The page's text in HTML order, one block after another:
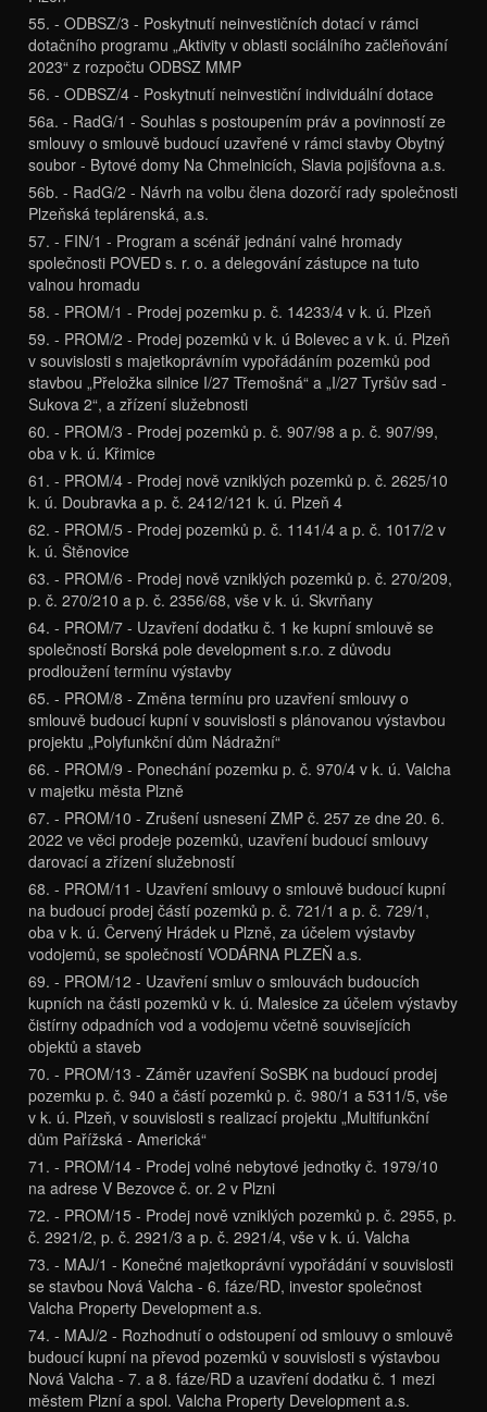
55. - ODBSZ/3 - Poskytnutí neinvestičních dotací v rámci
dotačního programu „Aktivity v oblasti sociálního začleňování
2023“ z rozpočtu ODBSZ MMP
56. - ODBSZ/4 - Poskytnutí neinvestiční individuální dotace
56a. - RadG/1 - Souhlas s postoupením práv a povinností ze
smlouvy o smlouvě budoucí uzavřené v rámci stavby Obytný
soubor - Bytové domy Na Chmelnicích, Slavia pojišťovna a.s.
56b. - RadG/2 - Návrh na volbu člena dozorčí rady společnosti
Plzeňská teplárenská, a.s.
57. - FIN/1 - Program a scénář jednání valné hromady
společnosti POVED s. r. o. a delegování zástupce na tuto
valnou hromadu
58. - PROM/1 - Prodej pozemku p. č. 14233/4 v k. ú. Plzeň
59. - PROM/2 - Prodej pozemků v k. ú Bolevec a v k. ú. Plzeň
v souvislosti s majetkoprávním vypořádáním pozemků pod
stavbou „Přeložka silnice I/27 Třemošná“ a „I/27 Tyršův sad -
Sukova 2“, a zřízení služebnosti
60. - PROM/3 - Prodej pozemků p. č. 907/98 a p. č. 907/99,
oba v k. ú. Křimice
61. - PROM/4 - Prodej nově vzniklých pozemků p. č. 2625/10
k. ú. Doubravka a p. č. 2412/121 k. ú. Plzeň 4
62. - PROM/5 - Prodej pozemků p. č. 1141/4 a p. č. 1017/2 v
k. ú. Štěnovice
63. - PROM/6 - Prodej nově vzniklých pozemků p. č. 270/209,
p. č. 270/210 a p. č. 2356/68, vše v k. ú. Skvrňany
64. - PROM/7 - Uzavření dodatku č. 1 ke kupní smlouvě se
společností Borská pole development s.r.o. z důvodu
prodloužení termínu výstavby
65. - PROM/8 - Změna termínu pro uzavření smlouvy o
smlouvě budoucí kupní v souvislosti s plánovanou výstavbou
projektu „Polyfunkční dům Nádražní“
66. - PROM/9 - Ponechání pozemku p. č. 970/4 v k. ú. Valcha
v majetku města Plzně
67. - PROM/10 - Zrušení usnesení ZMP č. 257 ze dne 20. 6.
2022 ve věci prodeje pozemků, uzavření budoucí smlouvy
darovací a zřízení služebností
68. - PROM/11 - Uzavření smlouvy o smlouvě budoucí kupní
na budoucí prodej částí pozemků p. č. 721/1 a p. č. 729/1,
oba v k. ú. Červený Hrádek u Plzně, za účelem výstavby
vodojemů, se společností VODÁRNA PLZEŇ a.s.
69. - PROM/12 - Uzavření smluv o smlouvách budoucích
kupních na části pozemků v k. ú. Malesice za účelem výstavby
čistírny odpadních vod a vodojemu včetně souvisejících
objektů a staveb
70. - PROM/13 - Záměr uzavření SoSBK na budoucí prodej
pozemku p. č. 940 a částí pozemků p. č. 980/1 a 5311/5, vše
v k. ú. Plzeň, v souvislosti s realizací projektu „Multifunkční
dům Pařížská - Americká“
71. - PROM/14 - Prodej volné nebytové jednotky č. 1979/10
na adrese V Bezovce č. or. 2 v Plzni
72. - PROM/15 - Prodej nově vzniklých pozemků p. č. 2955, p.
č. 2921/2, p. č. 2921/3 a p. č. 2921/4, vše v k. ú. Valcha
73. - MAJ/1 - Konečné majetkoprávní vypořádání v souvislosti
se stavbou Nová Valcha - 6. fáze/RD, investor společnost
Valcha Property Development a.s.
74. - MAJ/2 - Rozhodnutí o odstoupení od smlouvy o smlouvě
budoucí kupní na převod pozemků v souvislosti s výstavbou
Nová Valcha - 7. a 8. fáze/RD a uzavření dodatku č. 1 mezi
městem Plzní a spol. Valcha Property Development a.s.